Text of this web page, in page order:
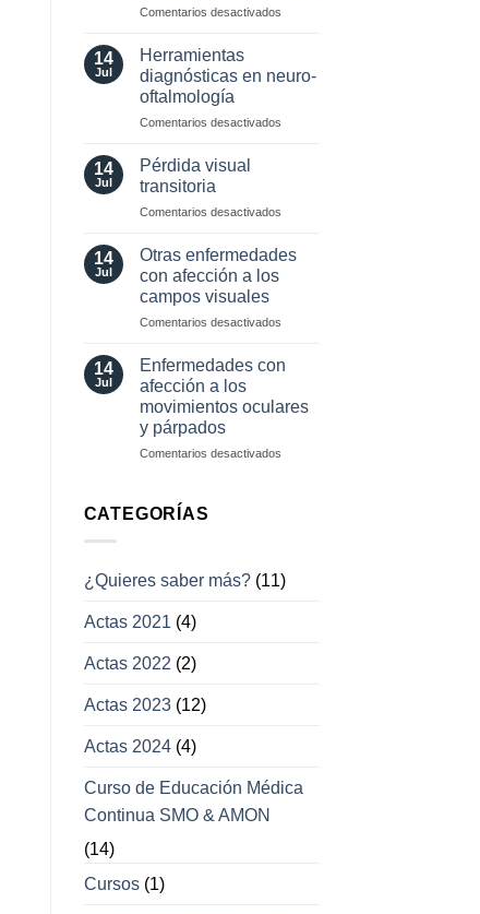
¿Cuándo?
Comentarios desactivadosen
los
oculares
14
Jul
Herramientas
diagnósticas en neuro-
oftalmología
Comentarios desactivadosen
oftalmología
14
Jul
Pérdida visual
transitoria
Comentarios desactivadosen
14
Jul
Otras enfermedades
con afección a los
campos visuales
Comentarios desactivadosen
a
campos
14
Jul
Enfermedades con
afección a los
movimientos oculares
y párpados
Comentarios desactivadosen
oculares
CATEGORÍAS
¿Quieres saber más?(11)
Actas 2021 (4)
Actas 2022 (2)
Actas 2023(12)
Actas 2024(4)
Curso de Educación Médica
Continua SMO & AMON
(14)
Cursos(1)